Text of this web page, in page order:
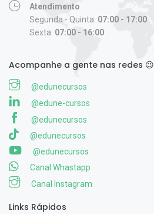
Atendimento
Segunda - Quinta: 07:00 - 17:00
Sexta: 07:00 - 16:00
Acompanhe a gente nas redes 😉
@edunecursos
@edune-cursos
@edunecursos
@edunecursos
@edunecursos
Canal Whastapp
Canal Instagram
Links Rápidos